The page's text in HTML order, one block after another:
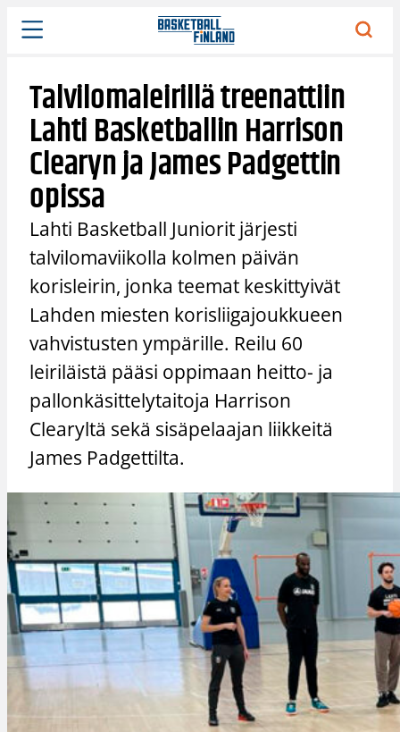
Siirry
sisältöön
Talvilomaleirillä treenattiin
Lahti Basketballin Harrison
Clearyn ja James Padgettin
opissa
Lahti Basketball Juniorit järjesti
talvilomaviikolla kolmen päivän
korisleirin, jonka teemat keskittyivät
Lahden miesten korisliigajoukkueen
vahvistusten ympärille. Reilu 60
leiriläistä pääsi oppimaan heitto- ja
pallonkäsittelytaitoja Harrison
Clearyltä sekä sisäpelaajan liikkeitä
James Padgettilta.